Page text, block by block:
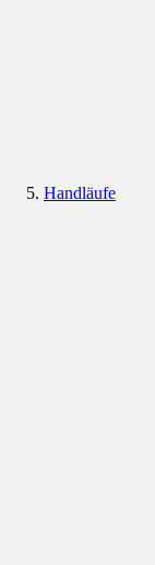
Handläufe